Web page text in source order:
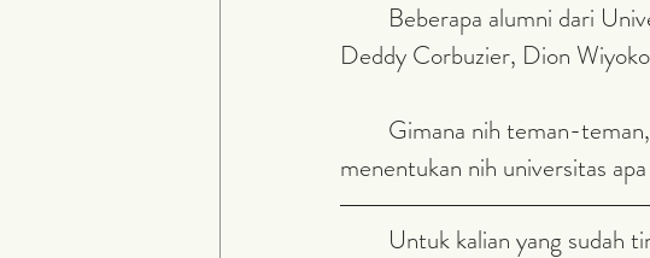
Deddy Corbuzier, Dion
menentukan nih universitas